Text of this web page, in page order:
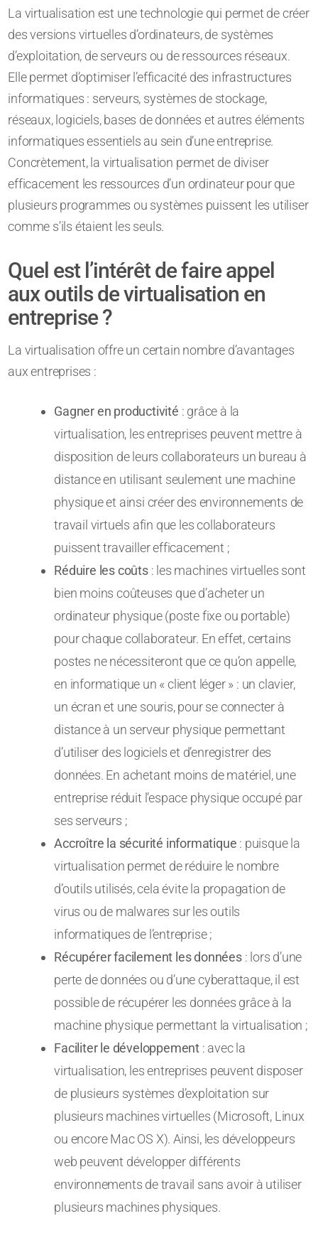
La virtualisation est une technologie qui permet de créer
des versions virtuelles d’ordinateurs, de systèmes
d’exploitation, de serveurs ou de ressources réseaux.
Elle permet d’optimiser l’efficacité des infrastructures
informatiques : serveurs, systèmes de stockage,
réseaux, logiciels, bases de données et autres éléments
informatiques essentiels au sein d’une entreprise.
Concrètement, la virtualisation permet de diviser
efficacement les ressources d’un ordinateur pour que
plusieurs programmes ou systèmes puissent les utiliser
comme s’ils étaient les seuls.
Quel est l’intérêt de faire appel
aux outils de virtualisation en
entreprise ?
La virtualisation offre un certain nombre d’avantages
aux entreprises :
Gagner en productivité : grâce à la
virtualisation, les entreprises peuvent mettre à
disposition de leurs collaborateurs un bureau à
distance en utilisant seulement une machine
physique et ainsi créer des environnements de
travail virtuels afin que les collaborateurs
puissent travailler efficacement ;
Réduire les coûts: les machines virtuelles sont
bien moins coûteuses que d’acheter un
ordinateur physique (poste fixe ou portable)
pour chaque collaborateur. En effet, certains
postes ne nécessiteront que ce qu’on appelle,
en informatique un « client léger » : un clavier,
un écran et une souris, pour se connecter à
distance à un serveur physique permettant
d’utiliser des logiciels et d’enregistrer des
données. En achetant moins de matériel, une
entreprise réduit l’espace physique occupé par
ses serveurs ;
Accroître la sécurité informatique : puisque la
virtualisation permet de réduire le nombre
d’outils utilisés, cela évite la propagation de
virus ou de malwares sur les outils
informatiques de l’entreprise ;
Récupérer facilement les données : lors d’une
perte de données ou d’une cyberattaque, il est
possible de récupérer les données grâce à la
machine physique permettant la virtualisation ;
Faciliter le développement : avec la
virtualisation, les entreprises peuvent disposer
de plusieurs systèmes d’exploitation sur
plusieurs machines virtuelles (Microsoft, Linux
ou encore Mac OS X). Ainsi, les développeurs
web peuvent développer différents
environnements de travail sans avoir à utiliser
plusieurs machines physiques.